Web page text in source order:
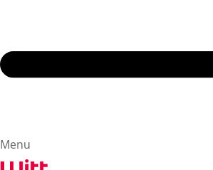
Menu